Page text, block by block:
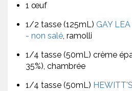
1 œuf
1/2 tasse (125mL) GAY
- non salé, ramolli
1/4 tasse (50mL) crème
35%), chambrée
1/4 tasse (50mL)